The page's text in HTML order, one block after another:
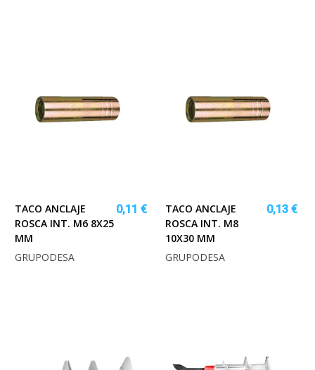
TACO ANCLAJE
ROSCA INT. M6 8X25
MM
0,11 €
GRUPODESA
TACO ANCLAJE
ROSCA INT. M8
10X30 MM
0,13 €
GRUPODESA